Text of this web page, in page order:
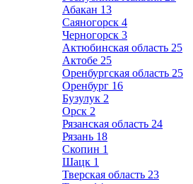
Абакан 13
Саяногорск 4
Черногорск 3
Актюбинская область 25
Актобе 25
Оренбургская область 25
Оренбург 16
Бузулук 2
Орск 2
Рязанская область 24
Рязань 18
Скопин 1
Шацк 1
Тверская область 23